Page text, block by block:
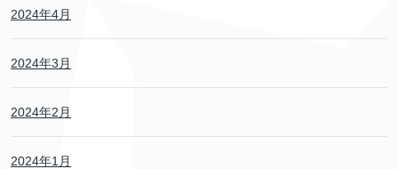
2024年4月
2024年3月
2024年2月
2024年1月